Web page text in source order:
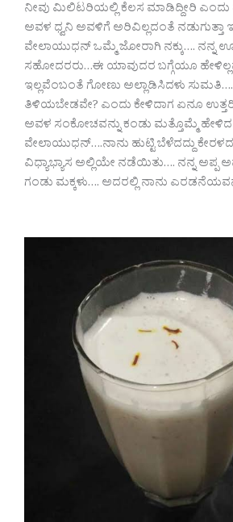
ನೀವು ಮಿಲಿಟರಿಯಲ್ಲಿ ಕೆಲಸ ಮಾಡಿದ್ದೀರಿ ಎಂದು
ಅವಳ ಧ್ವನಿ ಅವಳಿಗೆ ಅರಿವಿಲ್ಲದಂತೆ ನಡುಗುತ್ತಾ
ವೇಲಾಯುಧನ್ ಒಮ್ಮೆ ಜೋರಾಗಿ ನಕ್ಕು…. ನನ್ನ
ಸಹೋದರರು…ಈ ಯಾವುದರ ಬಗ್ಗೆಯೂ
ಇಲ್ಲವೆಂಬಂತೆ ಗೋಣು ಅಲ್ಲಾಡಿಸಿದಳು ಸುಮತಿ….
ತಿಳಿಯಬೇಡವೇ? ಎಂದು ಕೇಳಿದಾಗ ಏನೂ
ಅವಳ ಸಂಕೋಚವನ್ನು ಕಂಡು ಮತ್ತೊಮ್ಮೆ
ವೇಲಾಯುಧನ್….ನಾನು ಹುಟ್ಟಿ ಬೆಳೆದದ್ದು
ವಿಧ್ಯಾಭ್ಯಾಸ ಅಲ್ಲಿಯೇ ನಡೆಯಿತು…. ನನ್ನ ಅಪ್ಪ
ಗಂಡು ಮಕ್ಕಳು…. ಅದರಲ್ಲಿ ನಾನು